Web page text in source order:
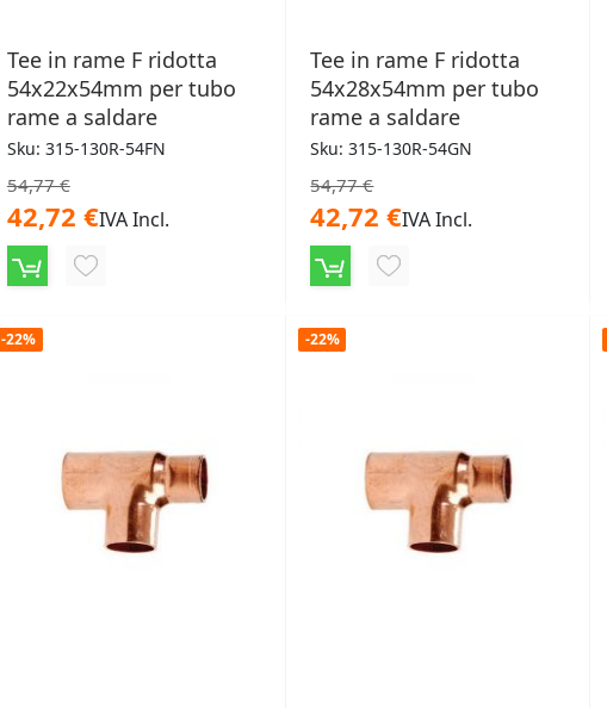
Tee in rame F ridotta
54x22x54mm per tubo
rame a saldare
Sku: 315-130R-54FN
54,77 €
42,72 €IVA Incl.
AGGIUNGI
Tee in rame F ridotta
54x28x54mm per tubo
rame a saldare
Sku: 315-130R-54GN
54,77 €
42,72 €IVA Incl.
AGGIUNGI
-22% -22%